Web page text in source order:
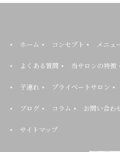
ホーム コンセプト メニュ
よくある質問 当サロンの特徴
子連れ プライベートサロン
ブログ コラム お問い合わ
サイトマップ